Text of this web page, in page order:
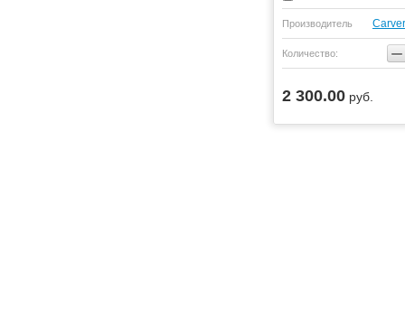
Производитель Carver
Количество: −
2 300.00 руб.